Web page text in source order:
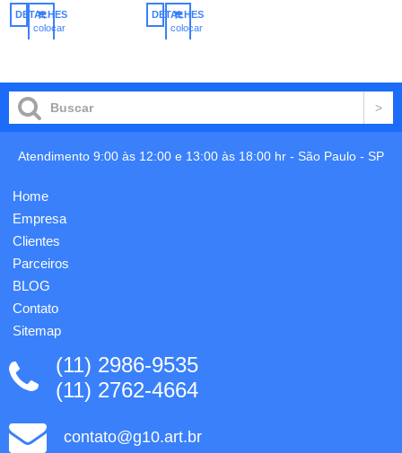
relógio
digital.
Material
display
superior
frontal,
proteção
em
tecido,
parte
inferior
co...
DETALHES
colocar
inoxidável
para
animais
Medidas:
3,5cm x
30cm x
DETALHES
colocar
Atendimento 9:00 às 12:00 e 13:00 às 18:00 hr - São Paulo - SP
Home
Empresa
Clientes
Parceiros
BLOG
Contato
Sitemap
(11) 2986-9535
(11) 2762-4664
contato@g10.art.br